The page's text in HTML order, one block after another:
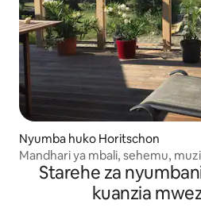
Nyumba huko Horitschon
Mandhari ya mbali, sehemu,
kidogo
Starehe za
kuanzia